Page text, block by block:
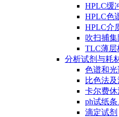
HPLC缓
HPLC色
HPLC介
吹扫捕集
TLC薄层
分析试剂与耗
色谱和光
比色法
卡尔费
ph试纸
滴定试剂